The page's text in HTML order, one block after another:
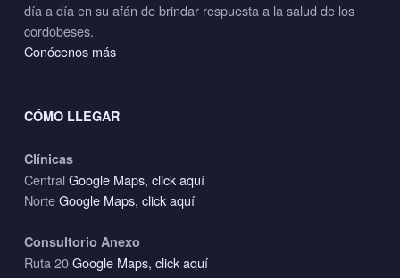
día a día en su afán de brindar respuesta a la salud de los
cordobeses.
Conócenos más
CÓMO LLEGAR
Clínicas
CentralGoogle Maps, click aquí
NorteGoogle Maps, click aquí
Consultorio Anexo
Ruta 20Google Maps, click aquí